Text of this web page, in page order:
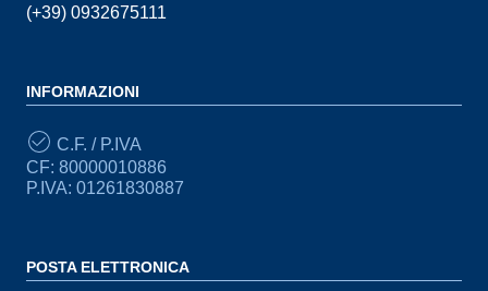
(+39) 0932675111
INFORMAZIONI
C.F. / P.IVA
CF: 80000010886
P.IVA: 01261830887
POSTA ELETTRONICA